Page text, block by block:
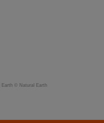
Earth © Natural Earth